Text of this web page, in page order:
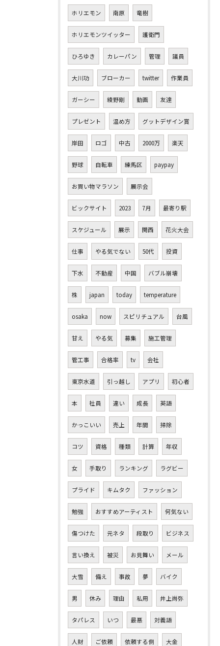
ホリエモン 南原 竜樹
ホリエモンツイッター 護衛門
ひろゆき カレーパン 管理 議員
大川功 ブローカー twitter 作業員
ガーシー 綾野剛 動画 友達
プレゼント 温め方 グットデザイン賞
岸田 ロゴ 中古 2000万 楽天
野球 自転車 練馬区 paypay
お買い物マラソン 展示会
ビックサイト 2023 7月 最寄り駅
スケジュール 展示 関西 花火大会
仕事 やる気でない 50代 投資
下水 不動産 中国 バブル崩壊
株 japan today temperature
osaka now スピリチュアル 台風
甘え やる気 募集 施工管理
管工事 合格率 tv 会社
東京水道 引っ越し アプリ 初心者
本 社員 違い 成長 英語
かっこいい 売上 年間 掃除
コツ 資格 種類 計算 年収
女 手取り ランキング ラグビー
プライド キムタク ファッション
勉強 おすすめアーティスト 何気ない
傷つけた 元ネタ 段取り ビジネス
言い換え 被災 お見舞い メール
大雪 備え 事故 夢 バイク
男 休み 理由 私用 井上尚弥
タパレス いつ 最悪 対義語
人財 ご依頼 依頼する側 大金